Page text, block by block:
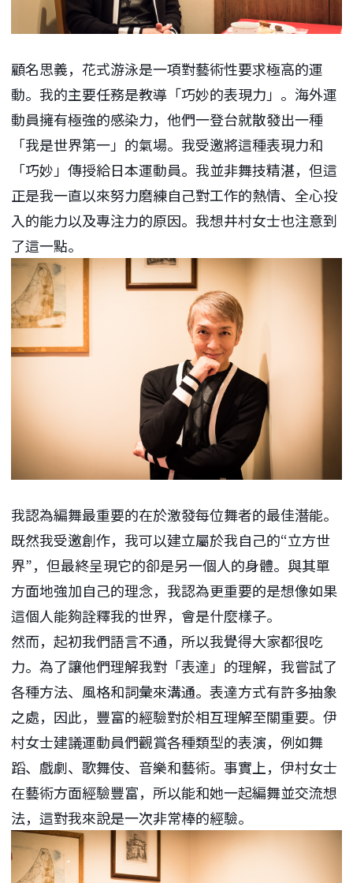
顧名思義，花式游泳是一項對藝術性要求極高的運
動。我的主要任務是教導「巧妙的表現力」。海外運
動員擁有極強的感染力，他們一登台就散發出一種
「我是世界第一」的氣場。我受邀將這種表現力和
「巧妙」傳授給日本運動員。我並非舞技精湛，但這
正是我一直以來努力磨練自己對工作的熱情、全心投
入的能力以及專注力的原因。我想井村女士也注意到
了這一點。
我認為編舞最重要的在於激發每位舞者的最佳潛能。
既然我受邀創作，我可以建立屬於我自己的“立方世
界”，但最終呈現它的卻是另一個人的身體。與其單
方面地強加自己的理念，我認為更重要的是想像如果
這個人能夠詮釋我的世界，會是什麼樣子。
然而，起初我們語言不通，所以我覺得大家都很吃
力。為了讓他們理解我對「表達」的理解，我嘗試了
各種方法、風格和詞彙來溝通。表達方式有許多抽象
之處，因此，豐富的經驗對於相互理解至關重要。伊
村女士建議運動員們觀賞各種類型的表演，例如舞
蹈、戲劇、歌舞伎、音樂和藝術。事實上，伊村女士
在藝術方面經驗豐富，所以能和她一起編舞並交流想
法，這對我來說是一次非常棒的經驗。